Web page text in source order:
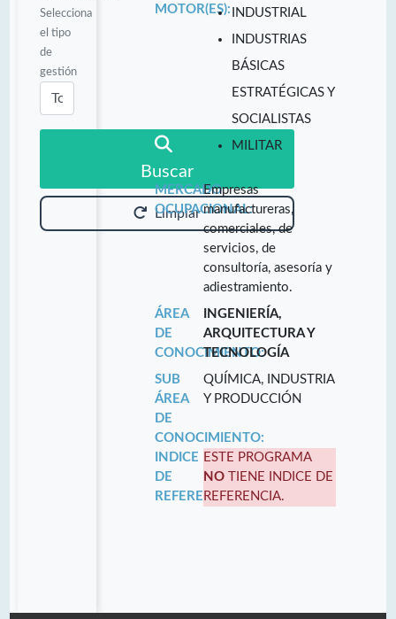
Selecciona
el tipo
de
gestión
Buscar
Limpiar
MOTOR(ES): INDUSTRIAL
INDUSTRIAS
BÁSICAS
ESTRATÉGICAS Y
SOCIALISTAS
MILITAR
MERCADO
OCUPACIONAL:
Empresas
manufactureras,
comerciales, de
servicios, de
consultoría, asesoría y
adiestramiento.
ÁREA
DE
CONOCIMIENTO:
INGENIERÍA,
ARQUITECTURA Y
TECNOLOGÍA
SUB
ÁREA
DE
CONOCIMIENTO:
QUÍMICA, INDUSTRIA
Y PRODUCCIÓN
INDICE
DE
REFERENCIA:
ESTE PROGRAMA
NO TIENE INDICE DE
REFERENCIA.